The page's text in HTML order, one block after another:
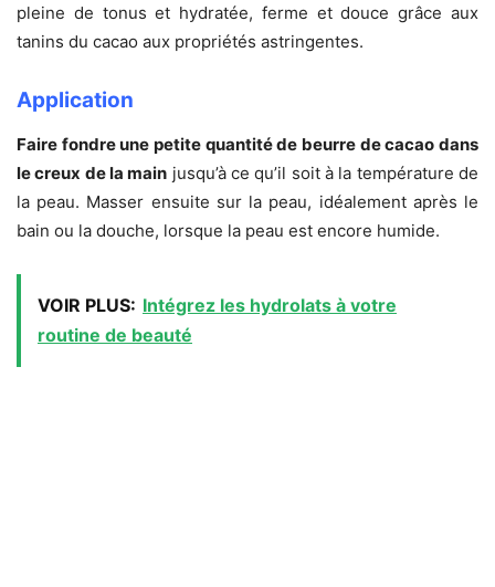
pleine de tonus et hydratée, ferme et douce grâce aux
tanins du cacao aux propriétés astringentes.
Application
Faire fondre une petite quantité de beurre de cacao dans
le creux de la main jusqu’à ce qu’il soit à la température de
la peau. Masser ensuite sur la peau, idéalement après le
bain ou la douche, lorsque la peau est encore humide.
VOIR PLUS: Intégrez les hydrolats à votre
routine de beauté